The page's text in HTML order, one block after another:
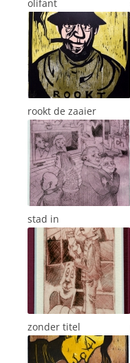
olifant
rookt de zaaier
stad in
zonder titel